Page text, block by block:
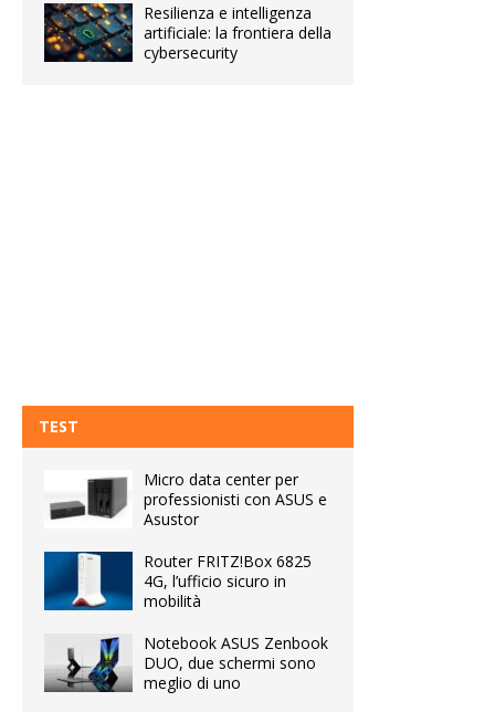
Resilienza e intelligenza
artificiale: la frontiera della
cybersecurity
TEST
Micro data center per
professionisti con ASUS e
Asustor
Router FRITZ!Box 6825
4G, l’ufficio sicuro in
mobilità
Notebook ASUS Zenbook
DUO, due schermi sono
meglio di uno